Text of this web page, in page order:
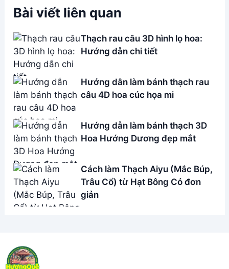
Bài viết liên quan
Thạch rau câu 3D hình lọ hoa:
Hướng dẫn chi tiết
Hướng dẫn làm bánh thạch rau
câu 4D hoa cúc họa mi
Hướng dẫn làm bánh thạch 3D
Hoa Hướng Dương đẹp mắt
Cách làm Thạch Aiyu (Mắc Búp,
Trâu Cổ) từ Hạt Bông Cỏ đơn
giản